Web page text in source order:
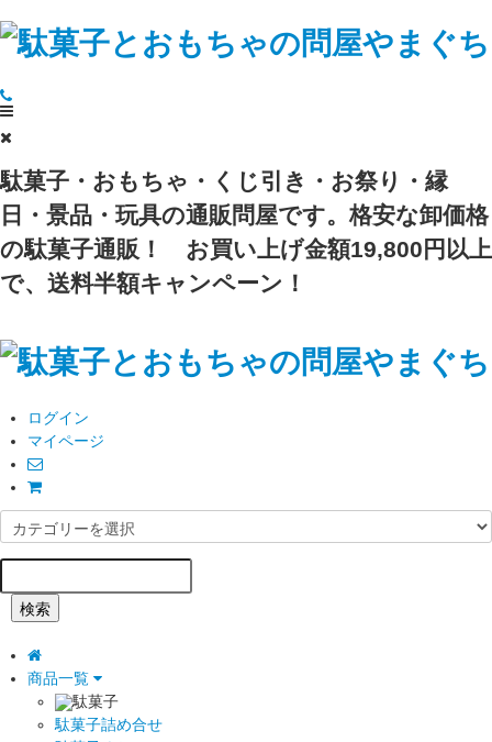
駄菓子・おもちゃ・くじ引き・お祭り・縁
日・景品・玩具の通販問屋です。格安な卸価格
の駄菓子通販！
お買い上げ金額19,800円以上
で、送料半額キャンペーン！
ログイン
マイページ
検索
商品一覧
駄菓子
駄菓子詰め合せ